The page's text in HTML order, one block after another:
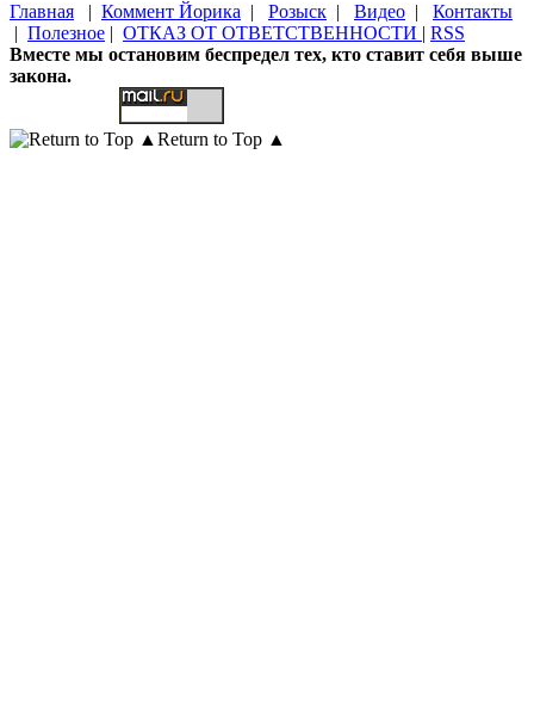
Главная | Коммент Йорика | Розыск | Видео | Контакты
| Полезное | ОТКАЗ ОТ ОТВЕТСТВЕННОСТИ | RSS
Вместе мы остановим беспредел тех, кто ставит себя выше
закона.
Return to Top ▲